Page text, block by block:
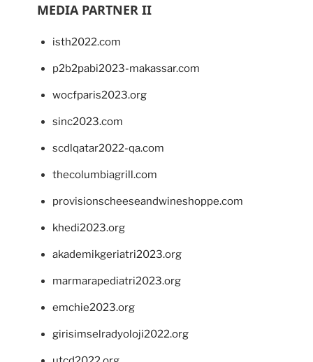
MEDIA PARTNER II
isth2022.com
p2b2pabi2023-makassar.com
wocfparis2023.org
sinc2023.com
scdlqatar2022-qa.com
thecolumbiagrill.com
provisionscheeseandwineshoppe.com
khedi2023.org
akademikgeriatri2023.org
marmarapediatri2023.org
emchie2023.org
girisimselradyoloji2022.org